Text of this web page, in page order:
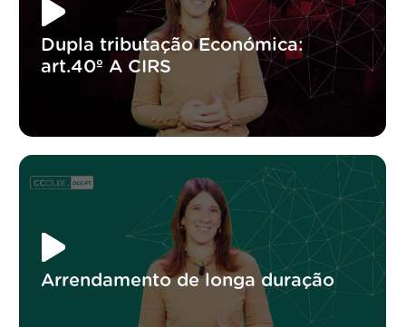
Dupla tributação Económica:
art.40º A CIRS
Arrendamento de longa duração